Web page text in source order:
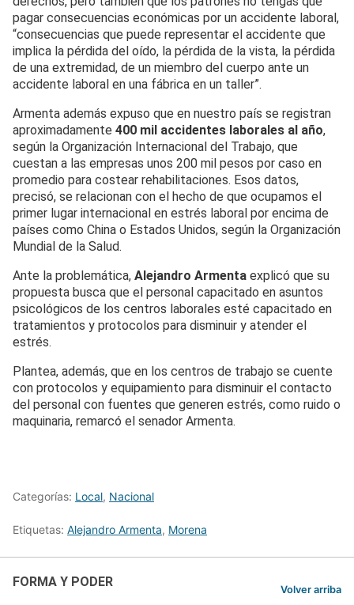
pagar consecuencias económicas por un accidente laboral,
“consecuencias que puede representar el accidente que
implica la pérdida del oído, la pérdida de la vista, la pérdida
de una extremidad, de un miembro del cuerpo ante un
accidente laboral en una fábrica en un taller”.
Armenta además expuso que en nuestro país se registran
aproximadamente 400 mil accidentes laborales al año,
según la Organización Internacional del Trabajo, que
cuestan a las empresas unos 200 mil pesos por caso en
promedio para costear rehabilitaciones. Esos datos,
precisó, se relacionan con el hecho de que ocupamos el
primer lugar internacional en estrés laboral por encima de
países como China o Estados Unidos, según la Organización
Mundial de la Salud.
Ante la problemática, Alejandro Armenta explicó que su
propuesta busca que el personal capacitado en asuntos
psicológicos de los centros laborales esté capacitado en
tratamientos y protocolos para disminuir y atender el
estrés.
Plantea, además, que en los centros de trabajo se cuente
con protocolos y equipamiento para disminuir el contacto
del personal con fuentes que generen estrés, como ruido o
maquinaria, remarcó el senador Armenta.
Categorías: Local, Nacional
Etiquetas: Alejandro Armenta, Morena
FORMA Y PODER
Volver arriba